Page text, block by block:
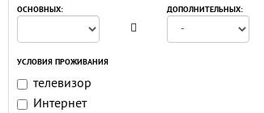
ОСНОВНЫХ:
ДОПОЛНИТЕЛЬНЫХ:
УСЛОВИЯ ПРОЖИВАНИЯ
телевизор
Интернет